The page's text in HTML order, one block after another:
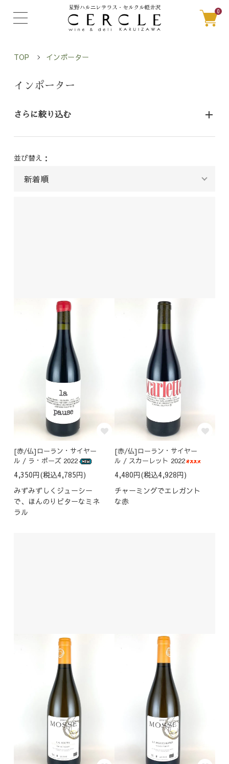
0
TOP インポーター
インポーター
さらに絞り込む
並び替え：
[赤/仏]ローラン・サイヤー
ル / ラ・ポーズ 2022
4,350円(税込4,785円)
みずみずしくジューシー
で、ほんのりビターなミネ
ラル
[赤/仏]ローラン・サイヤー
ル / スカーレット 2022
4,480円(税込4,928円)
チャーミングでエレガント
な赤